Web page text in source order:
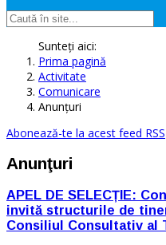
Sunteți aici:
Prima pagină
Activitate
Comunicare
Anunţuri
Abonează-te la acest feed RSS
Anunţuri
APEL DE SELECȚIE:
invită structurile de
Consiliul Consultativ al